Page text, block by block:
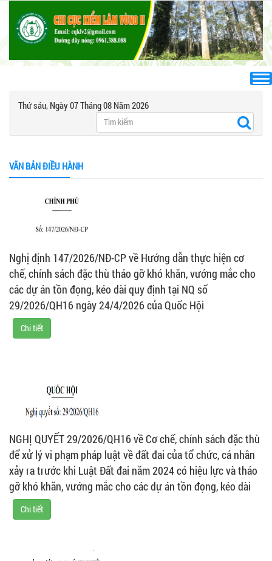
Thứ sáu, Ngày 07 Tháng 08 Năm 2026
VĂN BẢN ĐIỀU HÀNH
Nghị định 147/2026/NĐ-CP về Hướng dẫn thực hiện cơ
chế, chính sách đặc thù tháo gỡ khó khăn, vướng mắc cho
các dự án tồn đọng, kéo dài quy định tại NQ số
29/2026/QH16 ngày 24/4/2026 của Quốc Hội
Chi tiết
NGHỊ QUYẾT 29/2026/QH16 về Cơ chế, chính sách đặc thù
để xử lý vi phạm pháp luật về đất đai của tổ chức, cá nhân
xảy ra trước khi Luật Đất đai năm 2024 có hiệu lực và tháo
gỡ khó khăn, vướng mắc cho các dự án tồn đọng, kéo dài
Chi tiết